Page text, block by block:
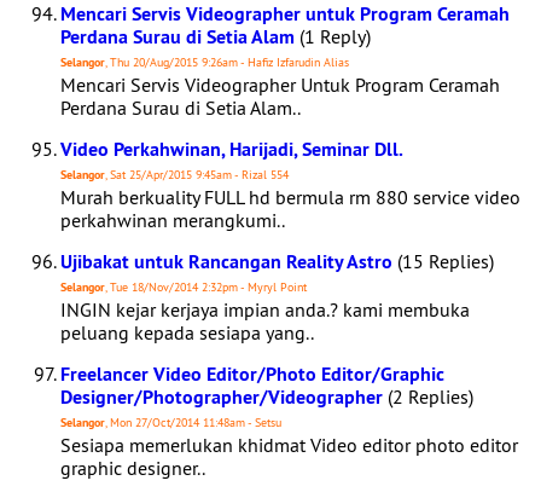
Mencari Servis Videographer untuk Program Ceramah
Perdana Surau di Setia Alam (1 Reply)
Selangor, Thu 20/Aug/2015 9:26am - Hafiz Izfarudin Alias
Mencari Servis Videographer Untuk Program Ceramah
Perdana Surau di Setia Alam..
Video Perkahwinan, Harijadi, Seminar Dll.
Selangor, Sat 25/Apr/2015 9:45am - Rizal 554
Murah berkuality FULL hd bermula rm 880 service video
perkahwinan merangkumi..
Ujibakat untuk Rancangan Reality Astro (15 Replies)
Selangor, Tue 18/Nov/2014 2:32pm - Myryl Point
INGIN kejar kerjaya impian anda.? kami membuka
peluang kepada sesiapa yang..
Freelancer Video Editor/Photo Editor/Graphic
Designer/Photographer/Videographer (2 Replies)
Selangor, Mon 27/Oct/2014 11:48am - Setsu
Sesiapa memerlukan khidmat Video editor photo editor
graphic designer..